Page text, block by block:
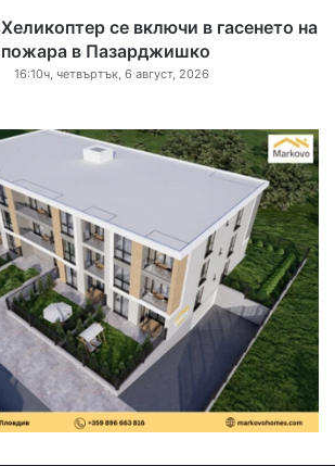
Хеликоптер се включи в гасенето на
пожара в Пазарджишко
16:10ч, четвъртък, 6 август, 2026